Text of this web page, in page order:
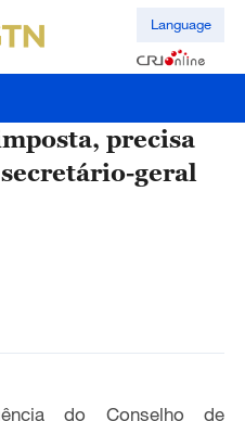
Language
precisa
geral
do Conselho de